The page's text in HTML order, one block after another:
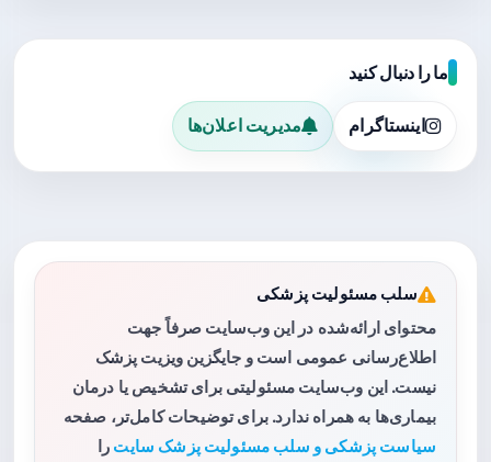
ما را دنبال کنید
اینستاگرام مدیریت اعلان‌ها
سلب مسئولیت پزشکی
محتوای ارائه‌شده در این وب‌سایت صرفاً جهت
اطلاع‌رسانی عمومی است و جایگزین ویزیت پزشک
نیست. این وب‌سایت مسئولیتی برای تشخیص یا درمان
بیماری‌ها به همراه ندارد. برای توضیحات کامل‌تر، صفحه
سیاست پزشکی و سلب مسئولیت پزشک سایت را